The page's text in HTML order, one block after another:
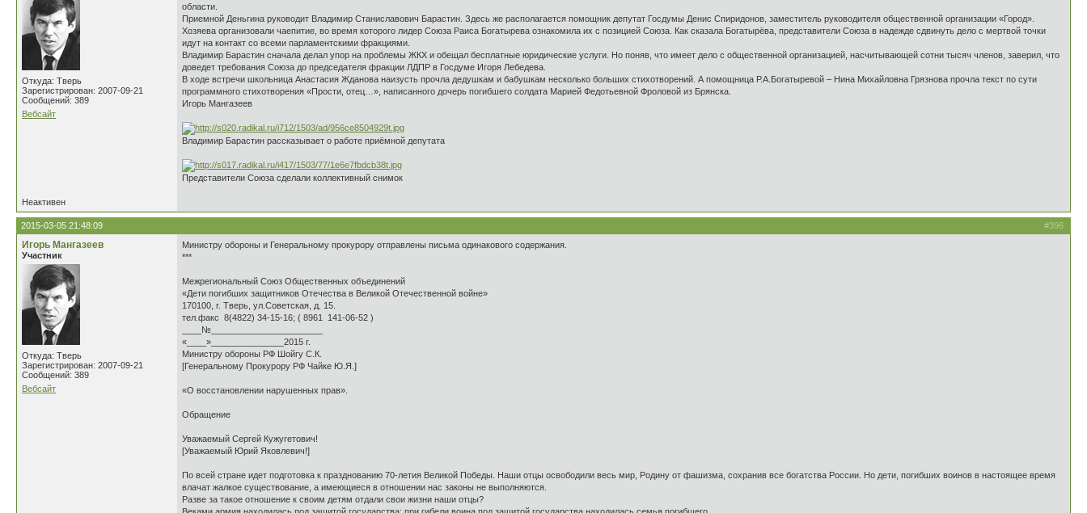
Откуда: Тверь
Зарегистрирован: 2007-09-21
Сообщений: 389
Вебсайт
области.
Приемной Деньгина руководит Владимир Станиславович Барастин. Здесь же располагается помощник депутат Госдумы Денис Спиридонов, заместитель руководителя общественной организации «Город».
Хозяева организовали чаепитие, во время которого лидер Союза Раиса Богатырева ознакомила их с позицией Союза. Как сказала Богатырёва, представители Союза в надежде сдвинуть дело с мертвой точки
идут на контакт со всеми парламентскими фракциями.
Владимир Барастин сначала делал упор на проблемы ЖКХ и обещал бесплатные юридические услуги. Но поняв, что имеет дело с общественной организацией, насчитывающей сотни тысяч членов, заверил, что
доведет требования Союза до председателя фракции ЛДПР в Госдуме Игоря Лебедева.
В ходе встречи школьница Анастасия Жданова наизусть прочла дедушкам и бабушкам несколько больших стихотворений. А помощница Р.А.Богатыревой – Нина Михайловна Грязнова прочла текст по сути
программного стихотворения «Прости, отец…», написанного дочерь погибшего солдата Марией Федотьевной Фроловой из Брянска.
Игорь Мангазеев
Владимир Барастин рассказывает о работе приёмной депутата
Представители Союза сделали коллективный снимок
Неактивен
#396
2015-03-05 21:48:09
Игорь Мангазеев
Участник
Откуда: Тверь
Зарегистрирован: 2007-09-21
Сообщений: 389
Вебсайт
Министру обороны и Генеральному прокурору отправлены письма одинакового содержания.
***
Межрегиональный Союз Общественных объединений
«Дети погибших защитников Отечества в Великой Отечественной войне»
170100, г. Тверь, ул.Советская, д. 15.
тел.факс 8(4822) 34-15-16; ( 8961 141-06-52 )
____№_______________________
«____»_______________2015 г.
Министру обороны РФ Шойгу С.К.
[Генеральному Прокурору РФ Чайке Ю.Я.]
«О восстановлении нарушенных прав».
Обращение
Уважаемый Сергей Кужугетович!
[Уважаемый Юрий Яковлевич!]
По всей стране идет подготовка к празднованию 70-летия Великой Победы. Наши отцы освободили весь мир, Родину от фашизма, сохранив все богатства России. Но дети, погибших воинов в настоящее время
влачат жалкое существование, а имеющиеся в отношении нас законы не выполняются.
Разве за такое отношение к своим детям отдали свои жизни наши отцы?